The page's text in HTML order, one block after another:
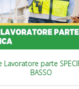
parte
BASSO